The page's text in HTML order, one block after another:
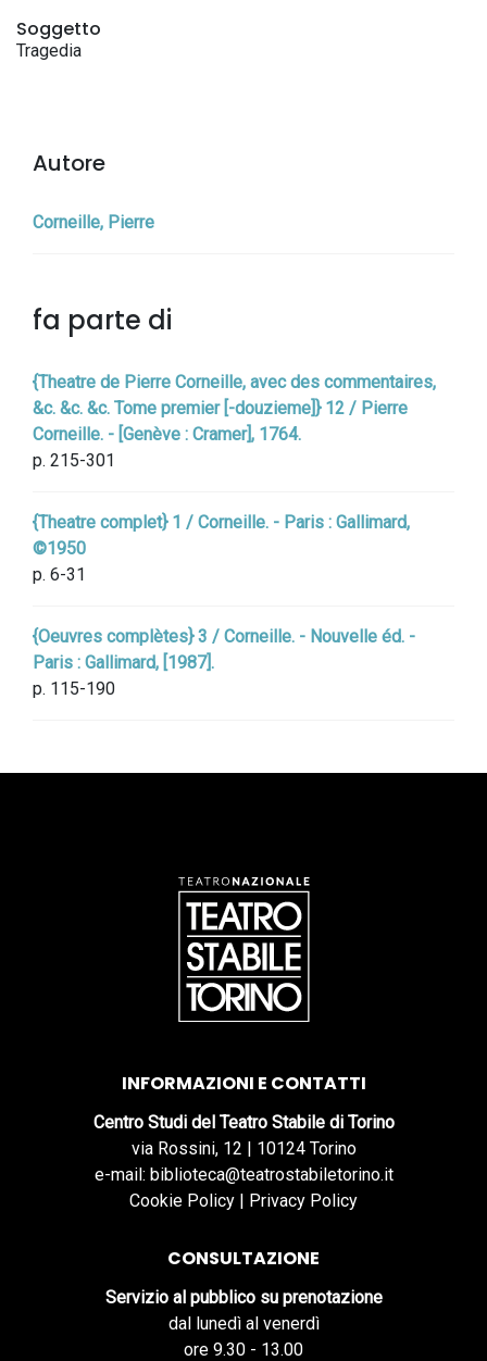
Soggetto
Tragedia
Autore
Corneille, Pierre
fa parte di
{Theatre de Pierre Corneille, avec des commentaires,
&c. &c. &c. Tome premier [-douzieme]} 12 / Pierre
Corneille. - [Genève : Cramer], 1764.
p. 215-301
{Theatre complet} 1 / Corneille. - Paris : Gallimard,
©1950
p. 6-31
{Oeuvres complètes} 3 / Corneille. - Nouvelle éd. -
Paris : Gallimard, [1987].
p. 115-190
INFORMAZIONI E CONTATTI
Centro Studi del Teatro Stabile di Torino
via Rossini, 12 | 10124 Torino
e-mail: biblioteca@teatrostabiletorino.it
Cookie Policy | Privacy Policy
CONSULTAZIONE
Servizio al pubblico su prenotazione
dal lunedì al venerdì
ore 9.30 - 13.00